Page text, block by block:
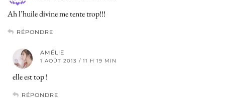
Ah l’huile divine me tente trop!!!
RÉPONDRE
AMÉLIE
1 AOÛT 2013 / 11 H 19 MIN
elle est top !
RÉPONDRE